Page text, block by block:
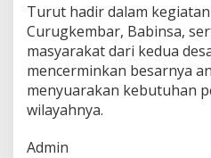
Turut hadir dalam
Curugkembar, Babinsa,
masyarakat dari kedua
mencerminkan besarnya
menyuarakan kebutuhan
wilayahnya.
Admin